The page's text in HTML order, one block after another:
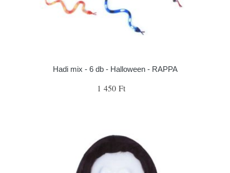
Hadi mix - 6 db - Halloween - RAPPA
1 450 Ft